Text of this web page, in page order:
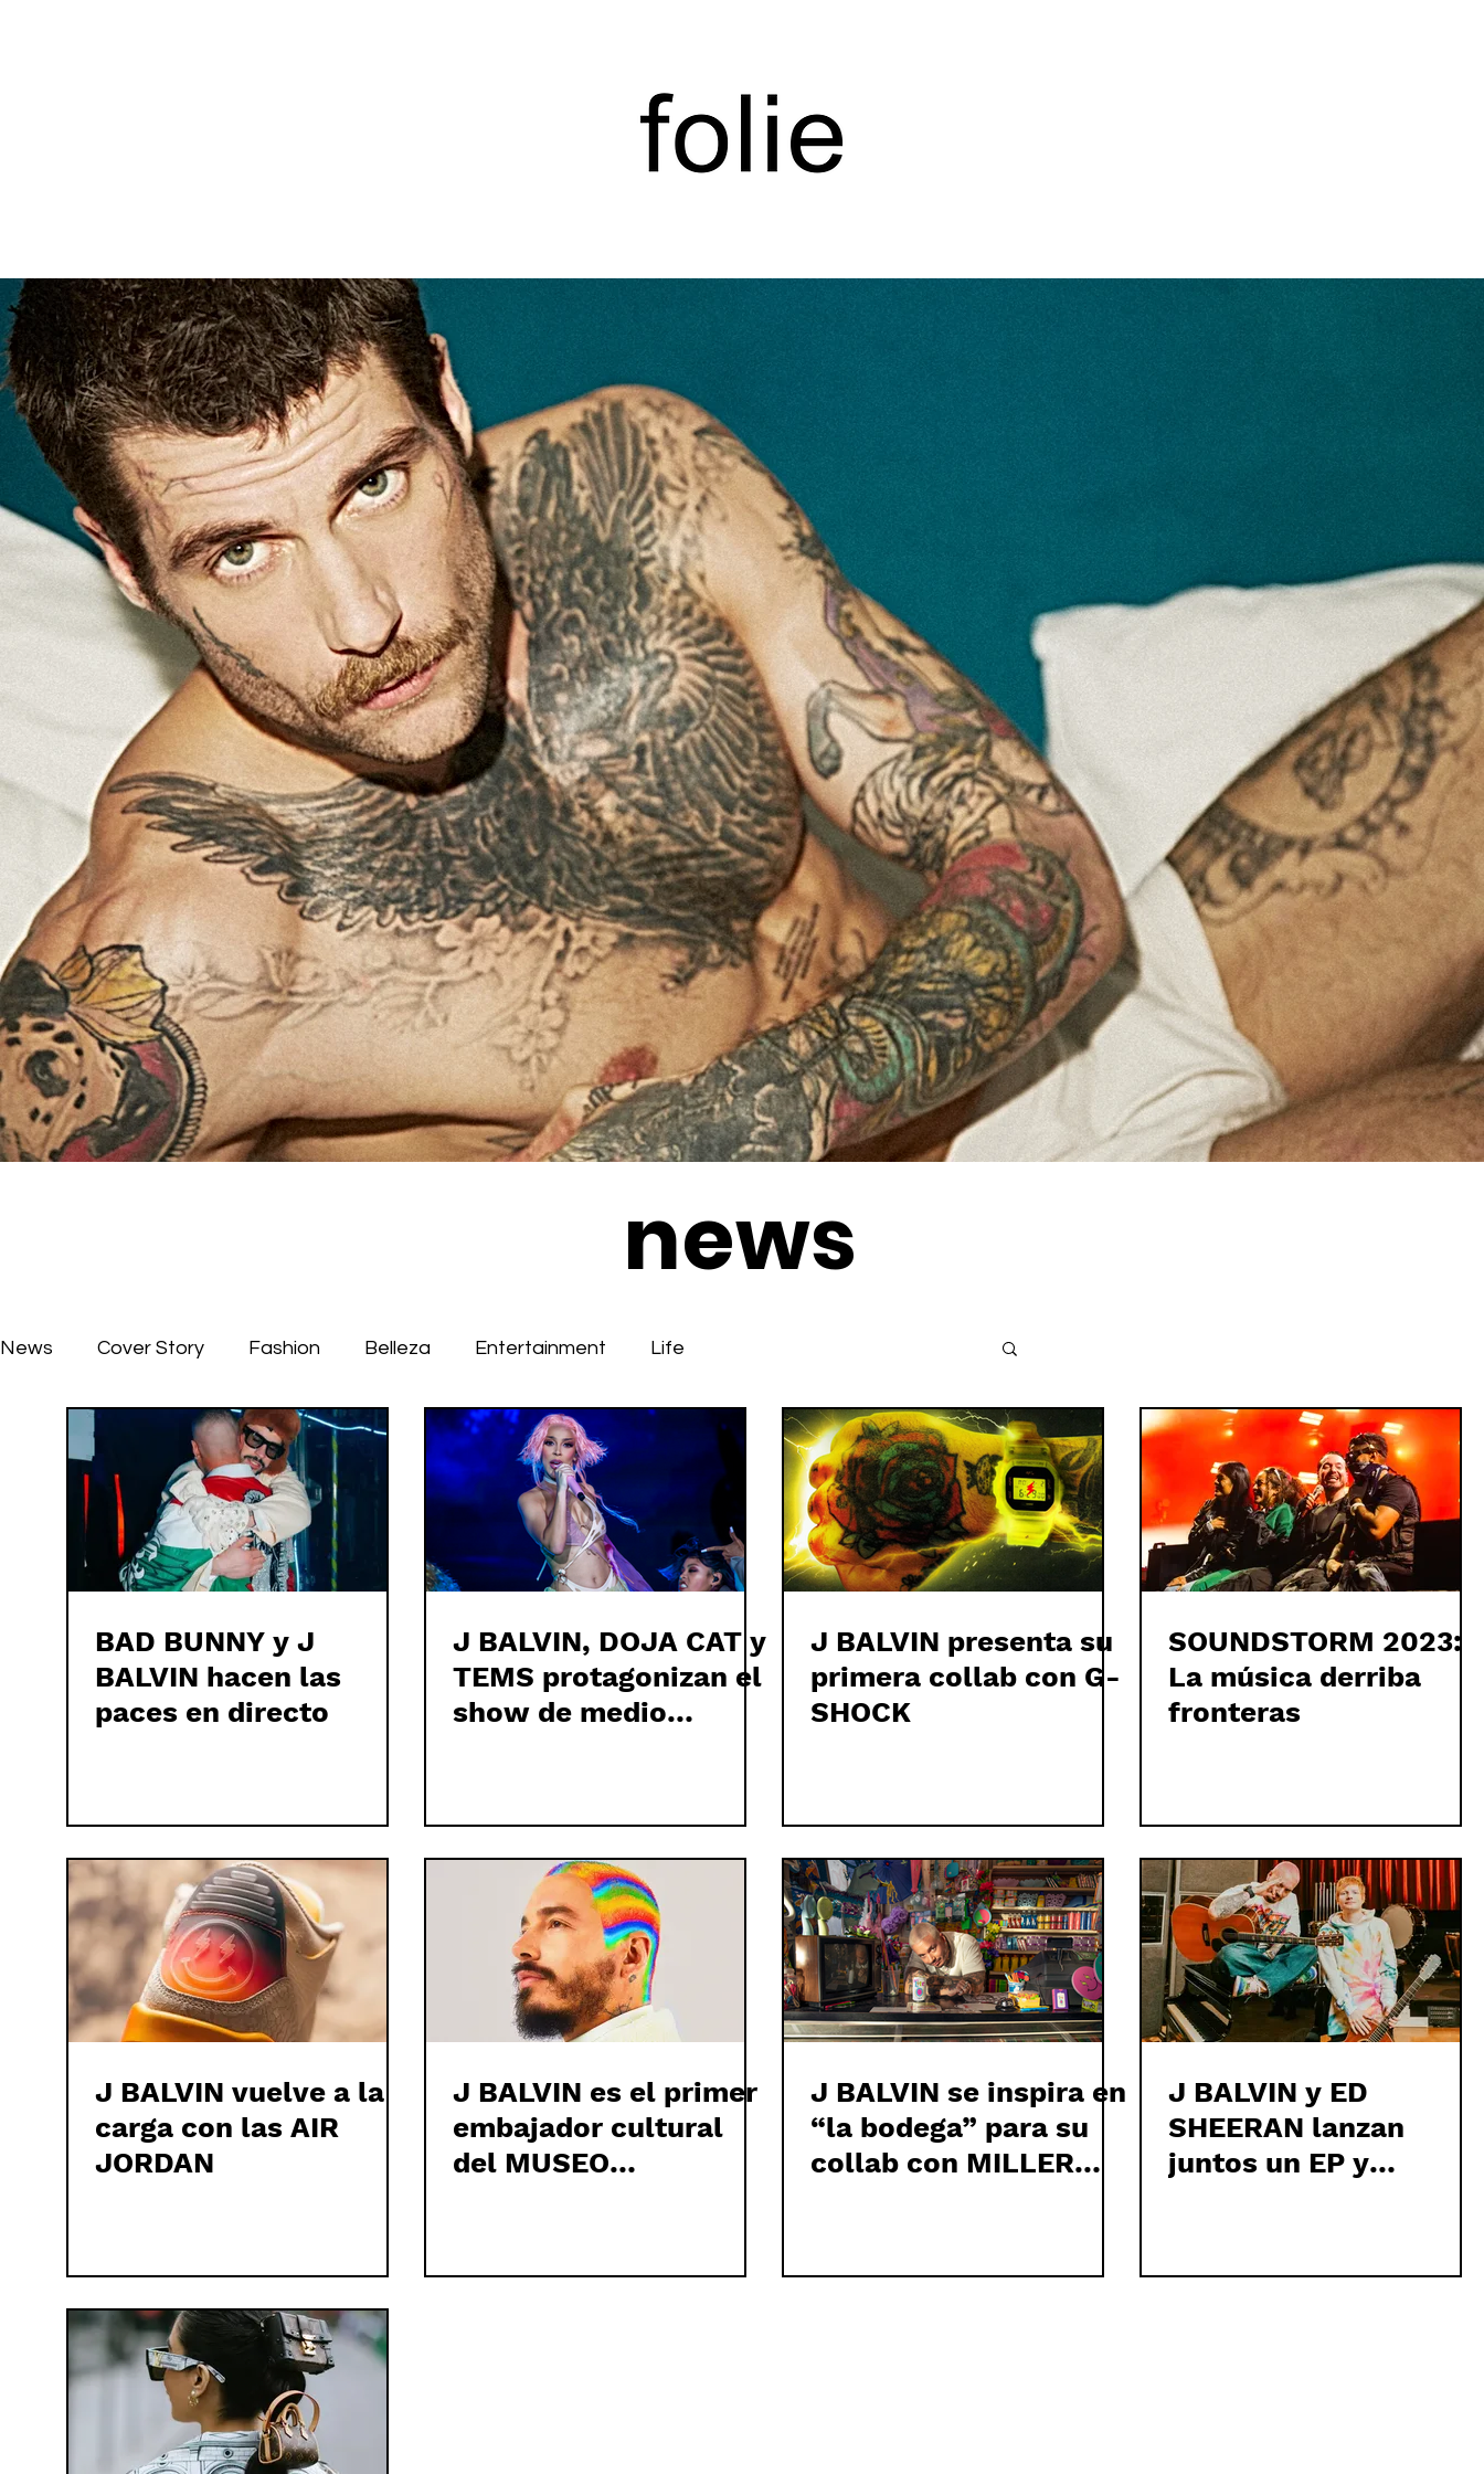
news
News Cover Story Fashion Belleza Entertainment Life
BAD BUNNY y J
BALVIN hacen las
paces en directo
J BALVIN, DOJA CAT y
TEMS protagonizan el
show de medio
WORLD CUP
J BALVIN presenta su
primera collab con G-
SHOCK
SOUNDSTORM 2023:
La música derriba
fronteras
J BALVIN vuelve a la
carga con las AIR
JORDAN
J BALVIN es el primer
embajador cultural
del MUSEO
J BALVIN se inspira en
“la bodega” para su
collab con MILLER
J BALVIN y ED
SHEERAN lanzan
juntos un EP y